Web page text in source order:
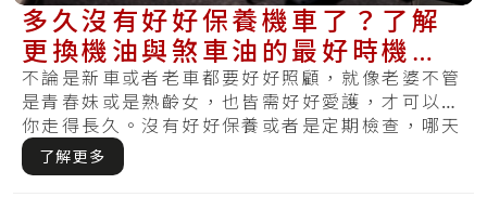
多久沒有好好保養機車了？了解
更換機油與煞車油的最好時機，
讓摩托車維持健康
不論是新車或者老車都要好好照顧，就像老婆不管
是青春妹或是熟齡女，也皆需好好愛護，才可以陪
你走得長久。沒有好好保養或者是定期檢查，哪天
發覺.....
了解更多